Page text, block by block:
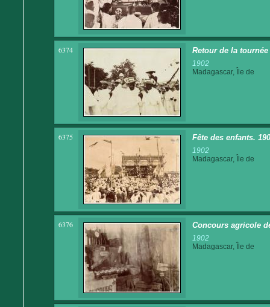
6374 Retour de la tournée
1902
Madagascar, Île de
6375 Fête des enfants.
1902
Madagascar, Île de
6376 Concours agricole
1902
Madagascar, Île de